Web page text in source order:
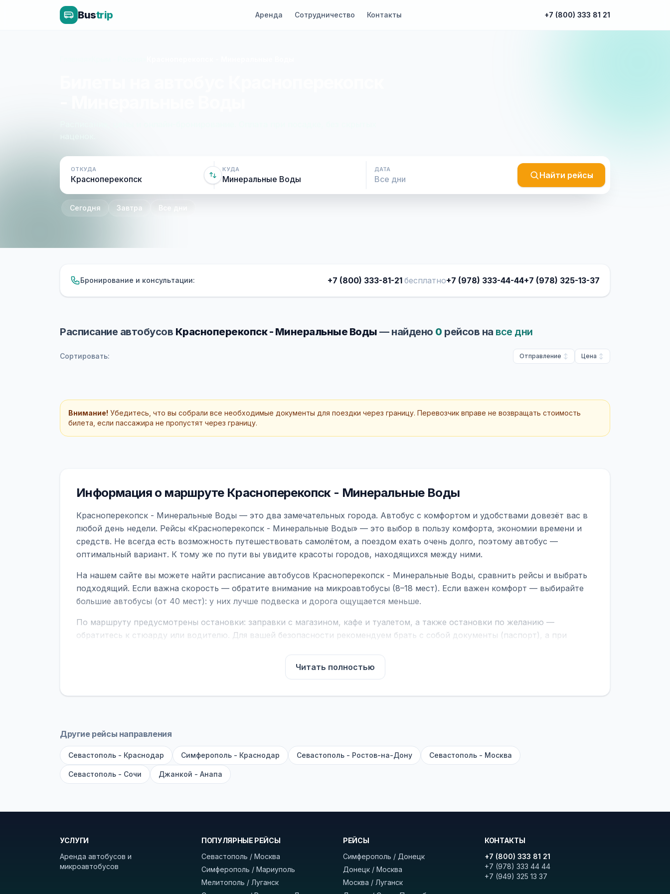
Bustrip Аренда Сотрудничество Контакты +7 (800) 333 81 21
ОТКУДА КУДА ДАТА
Найти рейсы
Сегодня Завтра Все дни
Бронирование и консультации: +7 (800) 333-81-21 бесплатно+7 (978) 333-44-44+7 (978) 325-13-37
Расписание автобусов Красноперекопск - Минеральные Воды — найдено 0 рейсов на все дни
Сортировать: Отправление Цена
Внимание! Убедитесь, что вы собрали все необходимые документы для поездки через границу. Перевозчик вправе не возвращать стоимость
билета, если пассажира не пропустят через границу.
Информация о маршруте Красноперекопск - Минеральные Воды
Красноперекопск - Минеральные Воды — это два замечательных города. Автобус с комфортом и удобствами довезёт вас в
любой день недели. Рейсы «Красноперекопск - Минеральные Воды» — это выбор в пользу комфорта, экономии времени и
средств. Не всегда есть возможность путешествовать самолётом, а поездом ехать очень долго, поэтому автобус —
оптимальный вариант. К тому же по пути вы увидите красоты городов, находящихся между ними.
На нашем сайте вы можете найти расписание автобусов Красноперекопск - Минеральные Воды, сравнить рейсы и выбрать
подходящий. Если важна скорость — обратите внимание на микроавтобусы (8–18 мест). Если важен комфорт — выбирайте
большие автобусы (от 40 мест): у них лучше подвеска и дорога ощущается меньше.
По маршруту предусмотрены остановки: заправки с магазином, кафе и туалетом, а также остановки по желанию —
обратитесь к стюарду или водителю. Для вашей безопасности рекомендуем брать с собой документы (паспорт), а при
В автобусах есть всё необходимое для комфортной поездки: регулировка сидений, кондиционер, отопление, зарядка
устройств, вода, пледы. На больших автобусах работают стюарды. У нас
оплата производится только при посадке, печатать билет заранее не нужно.
рейсов вы увидите время выезда, место посадки, время и место прибытия, время в пути и цену. Кнопка «Детали рейса»
Удачных поездок! С уважением, командаBUSTRIP.PRO
Читать полностью
Другие рейсы направления
Севастополь - Краснодар Симферополь - Краснодар Севастополь - Ростов-на-Дону Севастополь - Москва
Севастополь - Сочи Джанкой - Анапа
УСЛУГИ
Аренда автобусов и
микроавтобусов
ПОПУЛЯРНЫЕ РЕЙСЫ
Севастополь / Москва
Симферополь / Мариуполь
Мелитополь / Луганск
РЕЙСЫ
Симферополь / Донецк
Донецк / Москва
Москва / Луганск
КОНТАКТЫ
+7 (800) 333 81 21
+7 (978) 333 44 44
+7 (949) 325 13 37